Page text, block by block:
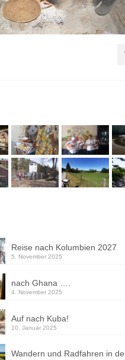
Reise nach Kolumbien 2027
5. November 2025
nach Ghana ….
4. November 2025
Auf nach Kuba!
10. Januar 2025
Wandern und Radfahren in